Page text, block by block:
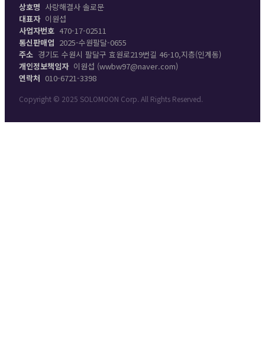
상호명 사랑해결사 솔로문
대표자 이원섭
사업자번호 470-17-02511
통신판매업 2025-수원팔달-0655
주소 경기도 수원시 팔달구 효원로219번길 46-10,지층(인계동)
개인정보책임자 이원섭 (wwbw97@naver.com)
연락처 010-6721-3398
Copyright © 2025 SOLOMOON Corp. All Rights Reserved.